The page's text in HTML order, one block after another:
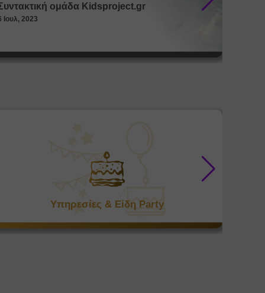
ομάδα Kidsproject.gr
Ιουλ, 2023
Υπηρεσίες & Είδη Party